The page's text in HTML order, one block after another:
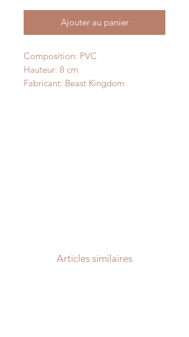
Ajouter au panier
Composition: PVC
Hauteur: 8 cm
Fabricant: Beast Kingdom
Articles similaires